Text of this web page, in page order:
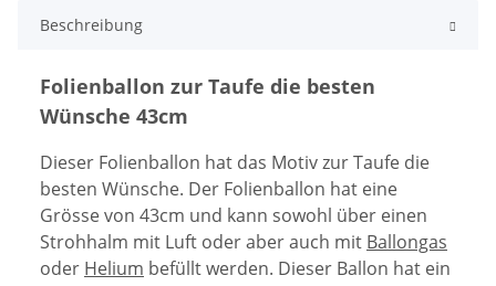
Beschreibung
Folienballon zur Taufe die besten
Wünsche 43cm
Dieser Folienballon hat das Motiv zur Taufe die
besten Wünsche. Der Folienballon hat eine
Grösse von 43cm und kann sowohl über einen
Strohhalm mit Luft oder aber auch mit Ballongas
oder Helium befüllt werden. Dieser Ballon hat ein